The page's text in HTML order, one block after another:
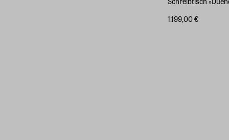
1.199,00 €